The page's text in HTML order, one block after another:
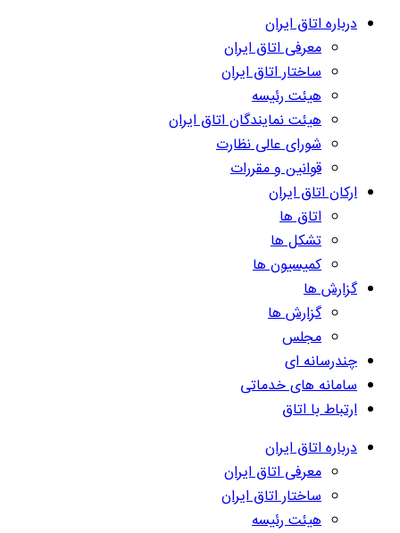
درباره اتاق ایران
معرفی اتاق ایران
ساختار اتاق ایران
هیئت رئیسه
هیئت نمایندگان اتاق ایران
شورای عالی نظارت
قوانین و مقررات
ارکان اتاق ایران
اتاق ها
تشکل ها
کمیسیون ها
گزارش ها
گزارش ها
مجلس
چندرسانه ای
سامانه های خدماتی
ارتباط با اتاق
درباره اتاق ایران
معرفی اتاق ایران
ساختار اتاق ایران
هیئت رئیسه